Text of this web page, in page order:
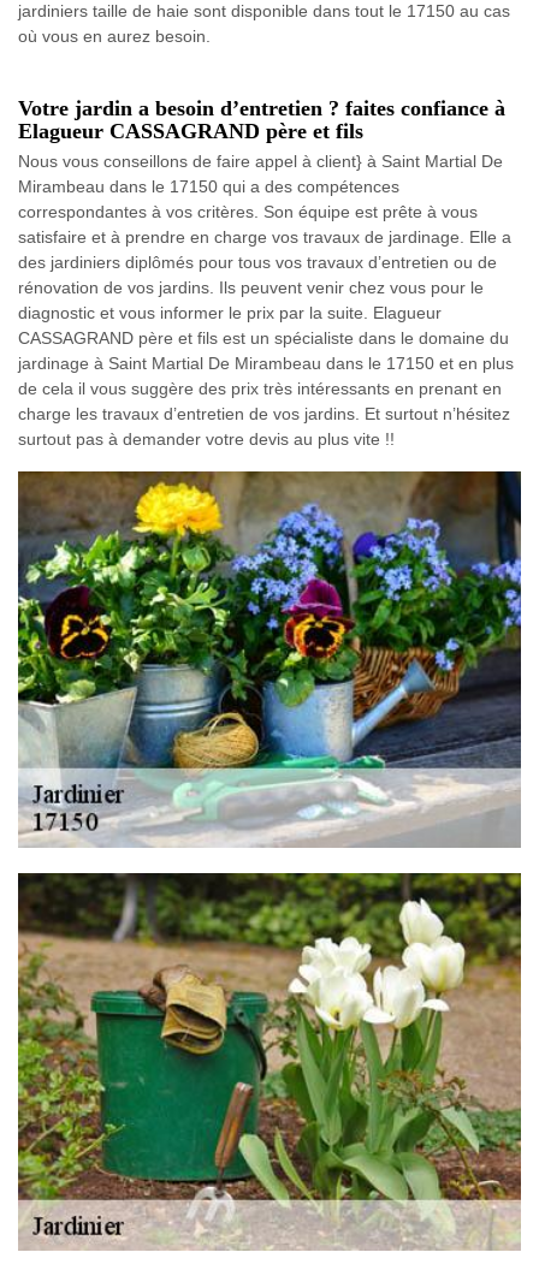
jardiniers taille de haie sont disponible dans tout le 17150 au cas
où vous en aurez besoin.
Votre jardin a besoin d’entretien ? faites confiance à
Elagueur CASSAGRAND père et fils
Nous vous conseillons de faire appel à client} à Saint Martial De
Mirambeau dans le 17150 qui a des compétences
correspondantes à vos critères. Son équipe est prête à vous
satisfaire et à prendre en charge vos travaux de jardinage. Elle a
des jardiniers diplômés pour tous vos travaux d’entretien ou de
rénovation de vos jardins. Ils peuvent venir chez vous pour le
diagnostic et vous informer le prix par la suite. Elagueur
CASSAGRAND père et fils est un spécialiste dans le domaine du
jardinage à Saint Martial De Mirambeau dans le 17150 et en plus
de cela il vous suggère des prix très intéressants en prenant en
charge les travaux d’entretien de vos jardins. Et surtout n’hésitez
surtout pas à demander votre devis au plus vite !!